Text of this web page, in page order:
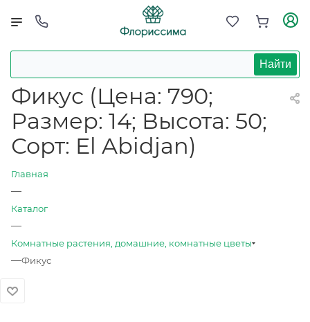
Найти
Фикус (Цена: 790;
Размер: 14; Высота: 50;
Сорт: El Abidjan)
Главная
—
Каталог
—
Комнатные растения, домашние, комнатные цветы
—Фикус